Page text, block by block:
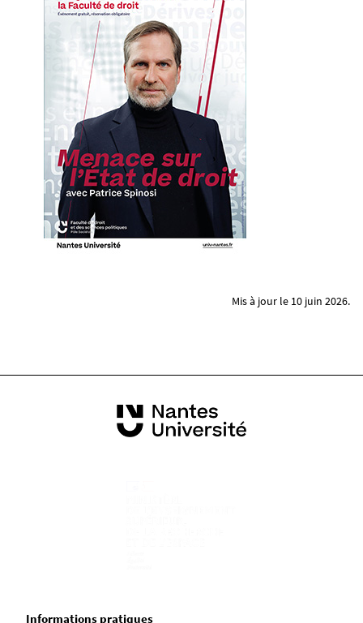
Mis à jour le 10 juin 2026.
Informations pratiques